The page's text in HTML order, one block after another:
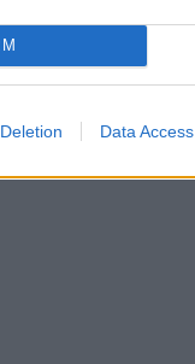
Data Access